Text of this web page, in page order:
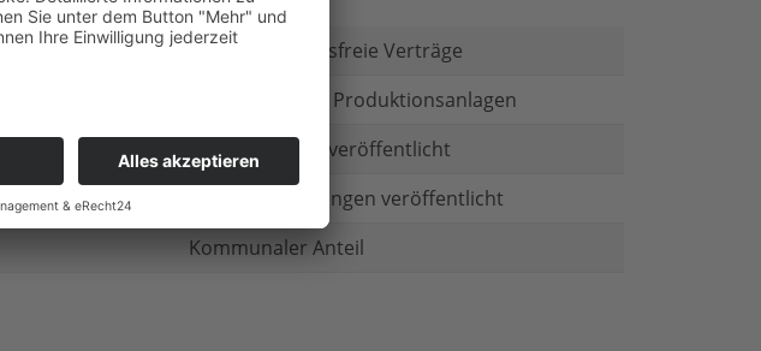
nicht beantwortet
Gibt es Kautionsfreie Verträge
Investitionen in Produktionsanlagen
nicht beantwortet
Geschäftsform veröffentlicht
nicht beantwortet
Firmenbeteiligungen veröffentlicht
Kommunaler Anteil